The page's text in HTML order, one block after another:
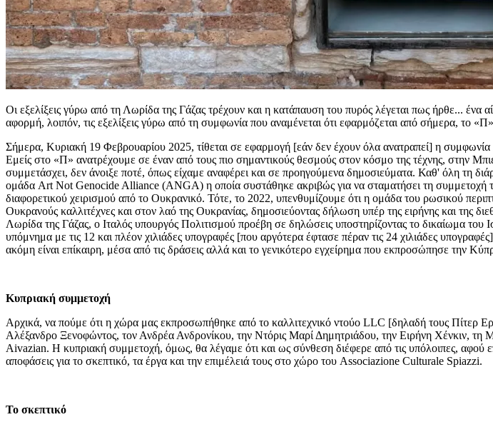
Οι εξελίξεις γύρω από τη Λωρίδα της Γάζας τρέχουν και η κατάπαυση του πυρός λέγεται πως ήρθε...
αφορμή, λοιπόν, τις εξελίξεις γύρω από τη συμφωνία που αναμένεται ότι εφαρμόζεται από σήμερα, το «Π»
Σήμερα, Κυριακή 19 Φεβρουαρίου 2025, τίθεται σε εφαρμογή [εάν δεν έχουν όλα ανατραπεί] η
Εμείς στο «Π» ανατρέχουμε σε έναν από τους πιο σημαντικούς θεσμούς στον κόσμο της τέχνης, στην
συμμετάσχει, δεν άνοιξε ποτέ, όπως είχαμε αναφέρει και σε προηγούμενα δημοσιεύματα. Καθ' όλη τη
ομάδα Art Not Genocide Alliance (ANGA) η οποία συστάθηκε ακριβώς για να σταματήσει τη συμμετοχή
διαφορετικού χειρισμού από το Ουκρανικό. Τότε, το 2022, υπενθυμίζουμε ότι η ομάδα του ρωσικού
Ουκρανούς καλλιτέχνες και στον λαό της Ουκρανίας, δημοσιεύοντας δήλωση υπέρ της ειρήνης και της
Λωρίδα της Γάζας, ο Ιταλός υπουργός Πολιτισμού προέβη σε δηλώσεις υποστηρίζοντας το δικαίωμα του
υπόμνημα με τις 12 και πλέον χιλιάδες υπογραφές [που αργότερα έφτασε πέραν τις 24 χιλιάδες
ακόμη είναι επίκαιρη, μέσα από τις δράσεις αλλά και το γενικότερο εγχείρημα που εκπροσώπησε την
Κυπριακή συμμετοχή
Αρχικά, να πούμε ότι η χώρα μας εκπροσωπήθηκε από το καλλιτεχνικό ντούο LLC [δηλαδή τους Πίτερ
Αλέξανδρο Ξενοφώντος, τον Ανδρέα Ανδρονίκου, την Ντόρις Μαρί Δημητριάδου, την Ειρήνη Χένκιν,
Aivazian. Η κυπριακή συμμετοχή, όμως, θα λέγαμε ότι και ως σύνθεση διέφερε από τις υπόλοιπες, αφού
αποφάσεις για το σκεπτικό, τα έργα και την επιμέλειά τους στο χώρο του Associazione Culturale Spiazzi.
Το σκεπτικό